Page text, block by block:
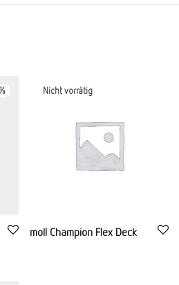
27,00 €
26,00 €.
moll Champion Flex Deck